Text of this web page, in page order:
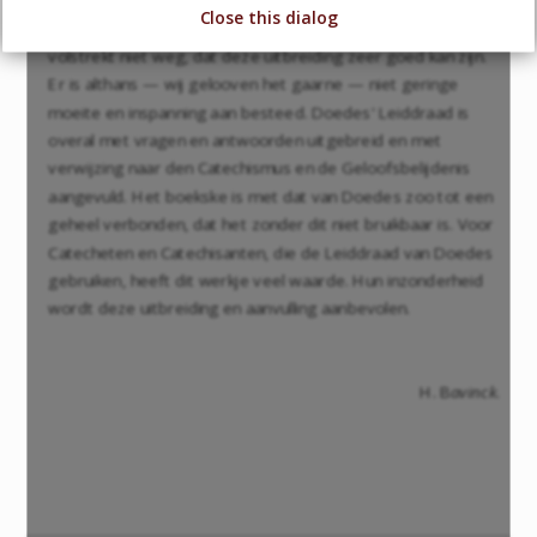
Close this dialog
verband van „periculum in mora" sprake. Dat neemt echter
volstrekt niet weg, dat deze uitbreiding zeer goed kan zijn.
Er is althans — wij gelooven het gaarne — niet geringe
moeite en inspanning aan besteed. Doedes' Leiddraad is
overal met vragen en antwoorden uitgebreid en met
verwijzing naar den Catechismus en de Geloofsbelijdenis
aangevuld. Het boekske is met dat van Doedes zoo tot een
geheel verbonden, dat het zonder dit niet bruikbaar is. Voor
Catecheten en Catechisanten, die de Leiddraad van Doedes
gebruiken, heeft dit werkje veel waarde. Hun inzonderheid
wordt deze uitbreiding en aanvulling aanbevolen.
H. Bavinck